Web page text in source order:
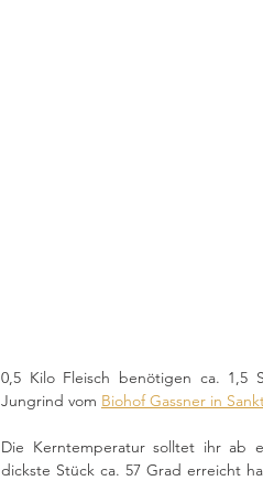
0,5 Kilo Fleisch benötigen ca. 1,5
Jungrind vom Biohof Gassner in
Die Kerntemperatur solltet ihr ab
dickste Stück ca. 57 Grad erreicht